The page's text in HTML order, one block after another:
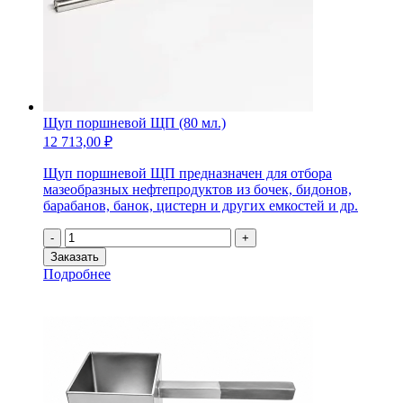
Щуп поршневой ЩП (80 мл.)
12 713,00 ₽
Щуп поршневой ЩП предназначен для отбора
мазеобразных нефтепродуктов из бочек, бидонов,
барабанов, банок, цистерн и других емкостей и др.
-
Количество
товара
Щуп
поршневой
+
Заказать
Подробнее